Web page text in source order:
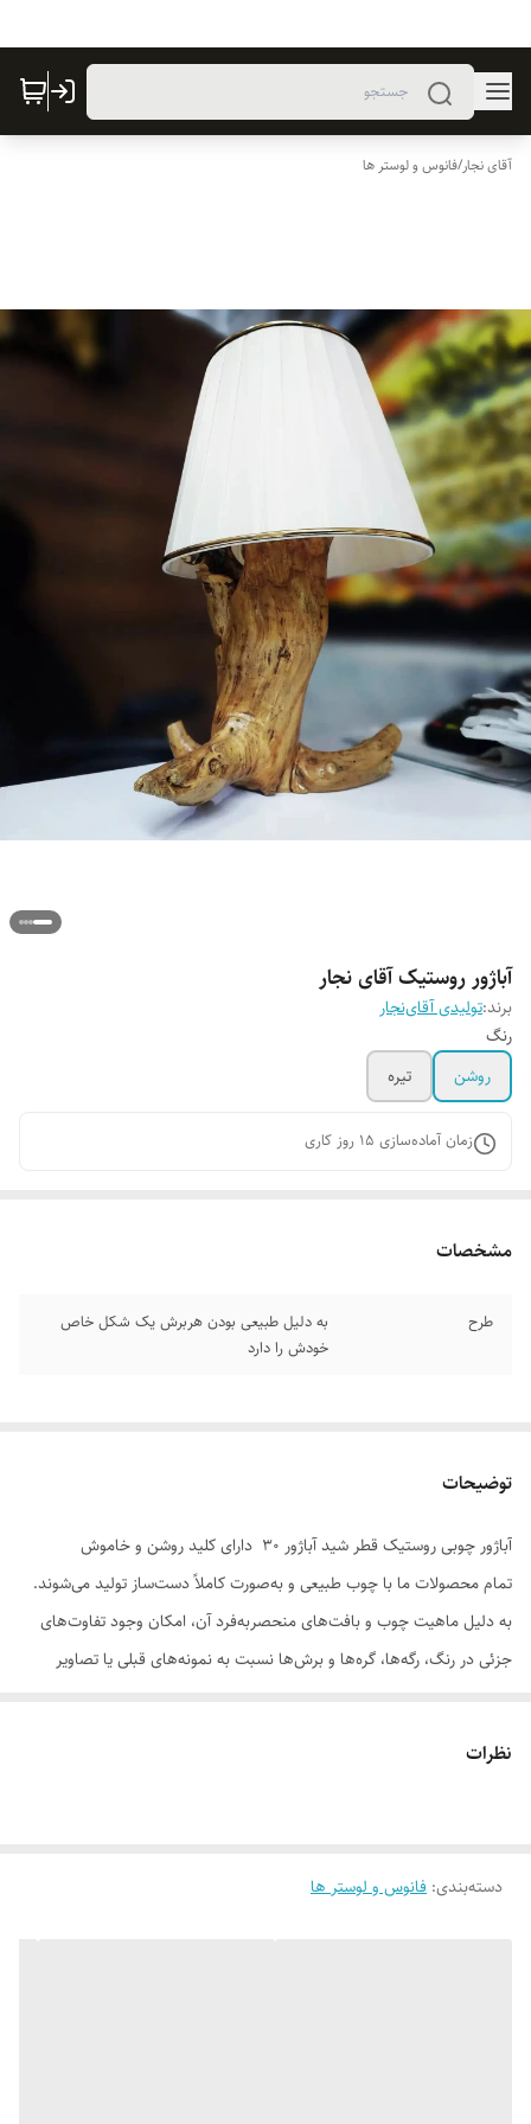
آقای نجار/فانوس و لوستر ها
آباژور روستیک آقای نجار
برند:تولیدی آقای‌نجار
رنگ
روشن
تیره
زمان آماده‌سازی 15 روز کاری
مشخصات
طرح
به دلیل طبیعی بودن هربرش یک‌ شکل خاص
خودش را دارد
توضیحات
آباژور چوبی روستیک قطر شید آباژور 30 دارای کلید روشن و خاموش
تمام محصولات ما با چوب طبیعی و به‌صورت کاملاً دست‌ساز تولید می‌شوند.
به دلیل ماهیت چوب و بافت‌های منحصر‌به‌فرد آن، امکان وجود تفاوت‌های
جزئی در رنگ، رگه‌ها، گره‌ها و برش‌ها نسبت به نمونه‌های قبلی یا تصاویر
لطفاً پیش از ثبت سفارش، تصاویر کارگاهی هر محصول را بررسی کنید. ثبت
نظرات
دسته‌بندی: فانوس و لوستر ها